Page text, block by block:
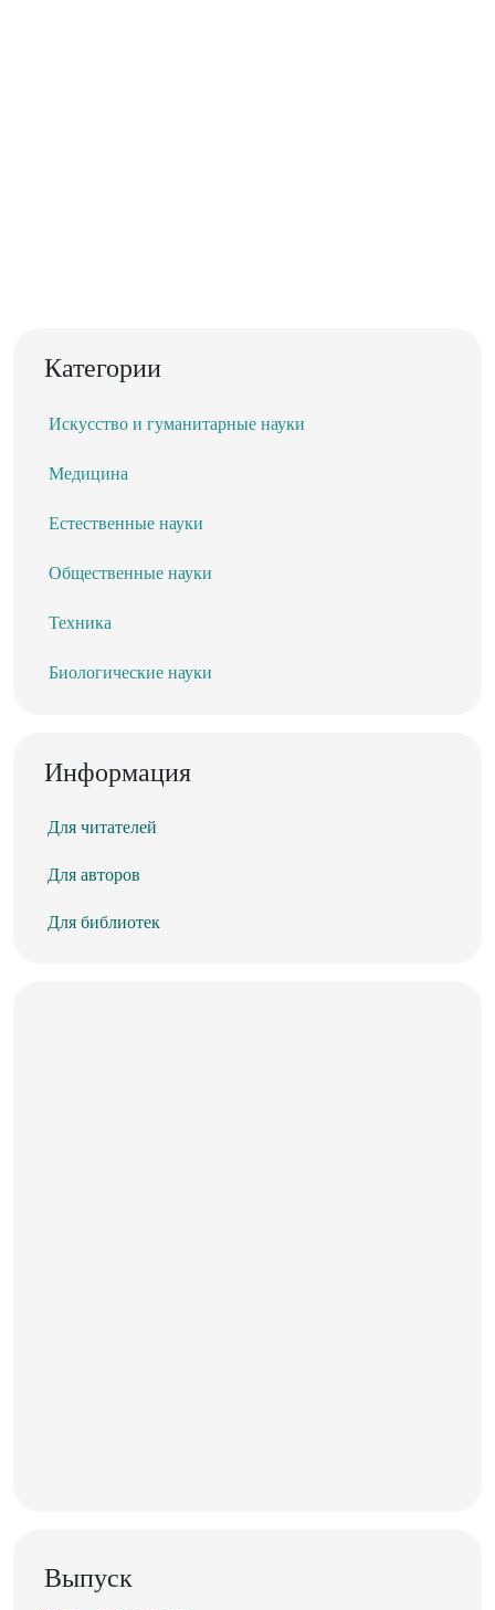
Категории
Искусство и гуманитарные науки
Медицина
Естественные науки
Общественные науки
Техника
Биологические науки
Информация
Для читателей
Для авторов
Для библиотек
Выпуск